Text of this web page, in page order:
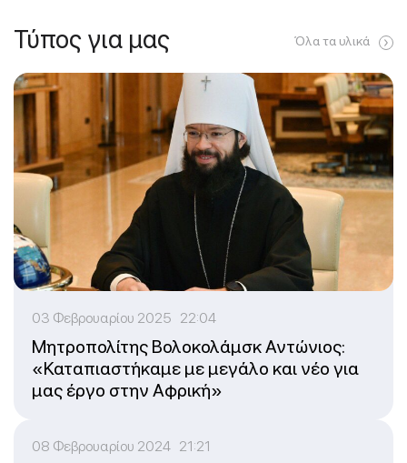
Τύπος για μας Όλα τα υλικά
03 Φεβρουαρίου 2025 22:04
Μητροπολίτης Βολοκολάμσκ Αντώνιος:
«Καταπιαστήκαμε με μεγάλο και νέο για
μας έργο στην Αφρική»
08 Φεβρουαρίου 2024 21:21